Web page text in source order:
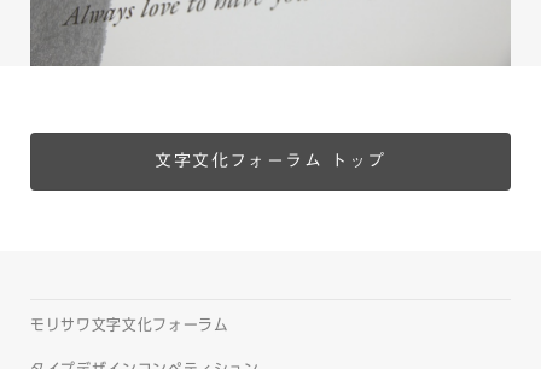
文字文化フォーラム トップ
モリサワ文字文化フォーラム